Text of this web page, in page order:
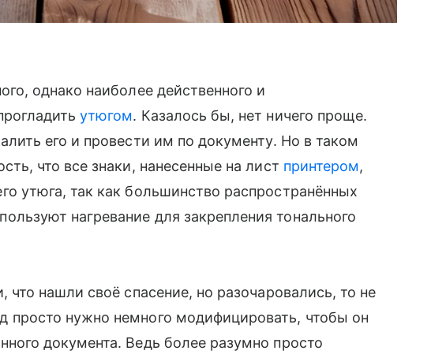
однако наиболее действенного и
утюгом. Казалось бы, нет ничего проще.
его и провести им по документу. Но в таком
что все знаки, нанесенные на лист принтером,
утюга, так как большинство распространённых
нагревание для закрепления тонального
что нашли своё спасение, но разочаровались, то не
просто нужно немного модифицировать, чтобы он
документа. Ведь более разумно просто